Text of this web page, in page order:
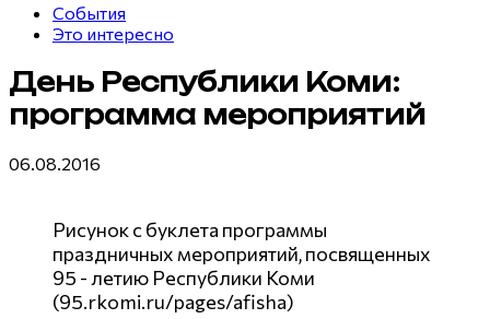
События
Это интересно
День Республики Коми:
программа мероприятий
06.08.2016
Рисунок с буклета программы
праздничных мероприятий, посвященных
95 - летию Республики Коми
(95.rkomi.ru/pages/afisha)